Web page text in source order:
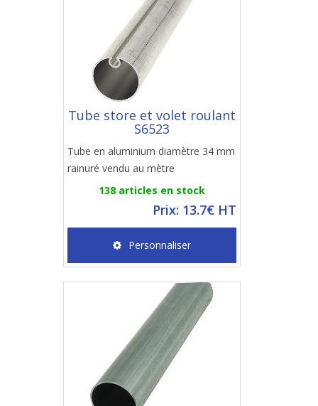
Tube store et volet roulant
S6523
Tube en aluminium diamètre 34 mm
rainuré vendu au mètre
138 articles en stock
Prix: 13.7€ HT
Personnaliser